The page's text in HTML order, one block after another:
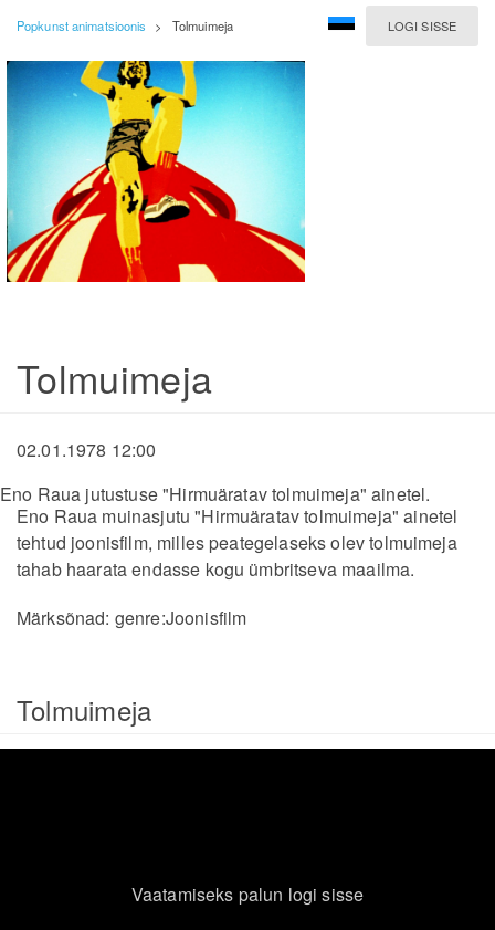
LOGI SISSE
Popkunst animatsioonis > Tolmuimeja
Tolmuimeja
02.01.1978 12:00
Eno Raua jutustuse "Hirmuäratav tolmuimeja" ainetel.
Eno Raua muinasjutu "Hirmuäratav tolmuimeja" ainetel
tehtud joonisfilm, milles peategelaseks olev tolmuimeja
tahab haarata endasse kogu ümbritseva maailma.
Märksõnad: genre:Joonisfilm
Tolmuimeja
Vaatamiseks palun logi sisse